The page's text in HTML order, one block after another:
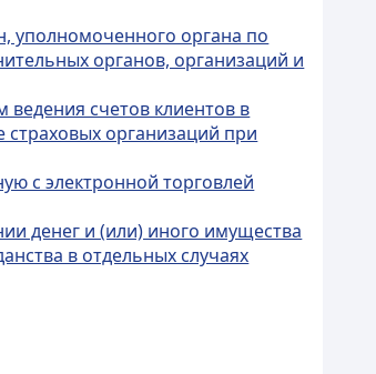
уполномоченного органа по
органов, организаций и
счетов клиентов в
организаций при
с электронной торговлей
денег и (или) иного имущества
в отдельных случаях